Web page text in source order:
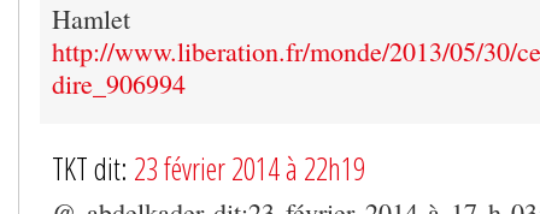
Hamlet
http://www.liberation.fr/monde/2013/05/30/
dire_906994
TKT dit: 23 février 2014 à 22h19